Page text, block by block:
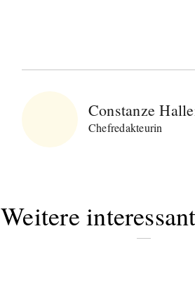
Constanze
Chefredakteurin
Weitere